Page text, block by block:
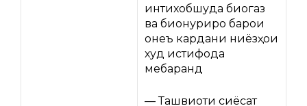
интихобшуда биогаз
ва бионуриро барои
қонеъ кардани ниёзҳои
худ истифода
мебаранд
— Ташвиқоти сиёсат